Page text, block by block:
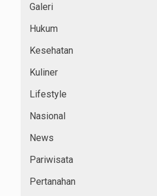
Galeri
Hukum
Kesehatan
Kuliner
Lifestyle
Nasional
News
Pariwisata
Pertanahan